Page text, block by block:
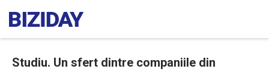
Studiu. Un sfert dintre companiile din